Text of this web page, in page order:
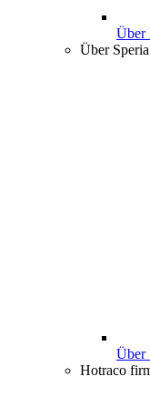
Über
Über Speria
Über
Hotraco